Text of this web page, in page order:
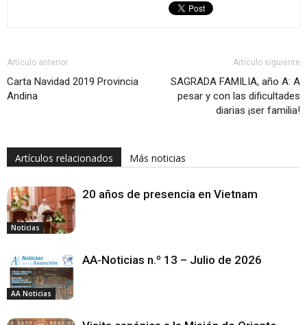
Artículo anterior
Carta Navidad 2019 Provincia
Andina
Artículo siguiente
SAGRADA FAMILIA, año A: A
pesar y con las dificultades
diarias ¡ser familia!
Artículos relacionados Más noticias
Noticias
20 años de presencia en Vietnam
AA Noticias
AA-Noticias n.º 13 – Julio de 2026